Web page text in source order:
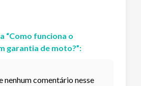
“Como funciona o
garantia de moto?”:
nenhum comentário nesse